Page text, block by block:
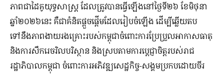
ភាពជាដៃគូយុទ្ធសាស្ត្រ ដែលត្រូវបានធ្វើឡើងនៅថ្ងៃទី២៦ ខែមិថុនា
ឆ្នាំ២០២៦នេះ គឺជាគំនិតផ្តួចផ្តើមដែលរៀបចំឡើង ដើម្បីឆ្លើយតប
ទៅនឹងភាពងាយរងគ្រោះរបស់កម្ពុជាចំពោះការប្រែប្រួលអាកាសធាតុ
និងការសឹករេចរិលបរិស្ថាន និងស្របតាមការប្តេជ្ញាចិត្តរបស់រាជ
រដ្ឋាភិបាលកម្ពុជា ចំពោះការអភិវឌ្ឍសេដ្ឋកិច្ច-សង្គមប្រកបដោយចីរ